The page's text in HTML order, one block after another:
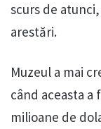
scurs de
arestări.
Muzeul a mai
când aceasta a
milioane de